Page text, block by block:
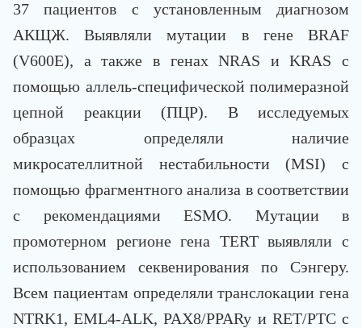
37 пациентов с установленным диагнозом
АКЩЖ. Выявляли мутации в гене ВRAF
(V600E), а также в генах NRAS и KRAS с
помощью аллель-специфической полимеразной
цепной реакции (ПЦР). В исследуемых
образцах определяли наличие
микросателлитной нестабильности (MSI) с
помощью фрагментного анализа в соответствии
с рекомендациями ESMO. Мутации в
промотерном регионе гена TERT выявляли с
использованием секвенирования по Сэнгеру.
Всем пациентам определяли транслокации гена
NTRK1, EML4-ALK, PAX8/PPARy и RET/PTC с